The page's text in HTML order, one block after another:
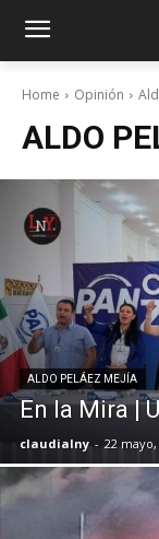
Home Opinión
ALDO
ALDO PELÁEZ MEJÍA
En la Mira |
claudialny - 22 mayo,